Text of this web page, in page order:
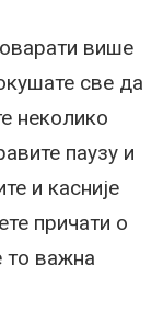
више
све да
неколико
паузу и
и касније
причати о
то важна